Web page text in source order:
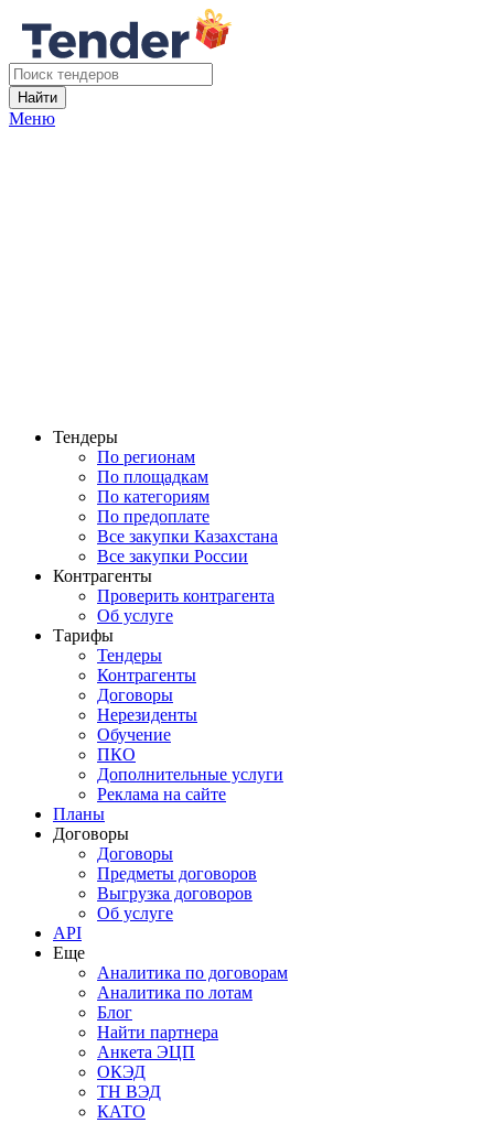
Найти
Меню
Тендеры
По регионам
По площадкам
По категориям
По предоплате
Все закупки Казахстана
Все закупки России
Контрагенты
Проверить контрагента
Об услуге
Тарифы
Тендеры
Контрагенты
Договоры
Нерезиденты
Обучение
ПКО
Дополнительные услуги
Реклама на сайте
Планы
Договоры
Договоры
Предметы договоров
Выгрузка договоров
Об услуге
API
Еще
Аналитика по договорам
Аналитика по лотам
Блог
Найти партнера
Анкета ЭЦП
ОКЭД
ТН ВЭД
КАТО